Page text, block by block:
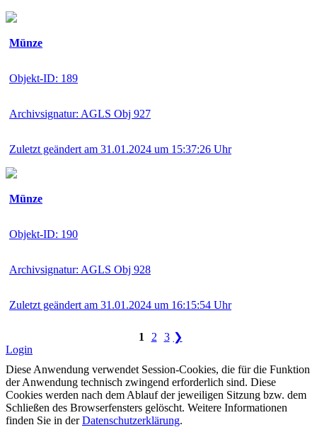
Münze
Objekt-ID: 189
Archivsignatur: AGLS Obj 927
Zuletzt geändert am 31.01.2024 um 15:37:26 Uhr
Münze
Objekt-ID: 190
Archivsignatur: AGLS Obj 928
Zuletzt geändert am 31.01.2024 um 16:15:54 Uhr
1 2 3 ❯
Login
Diese Anwendung verwendet Session-Cookies, die für die Funktion
der Anwendung technisch zwingend erforderlich sind. Diese
Cookies werden nach dem Ablauf der jeweiligen Sitzung bzw. dem
Schließen des Browserfensters gelöscht. Weitere Informationen
finden Sie in derDatenschutzerklärung.